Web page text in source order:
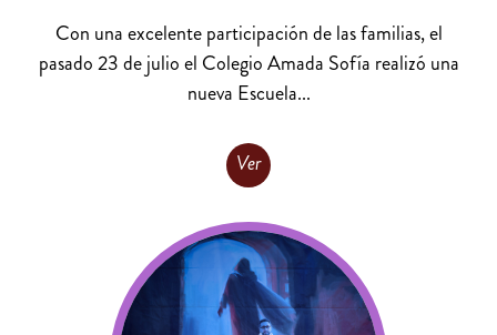
Con una excelente participación de las familias, el
pasado 23 de julio el Colegio Amada Sofía realizó una
nueva Escuela...
Ver